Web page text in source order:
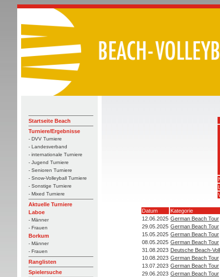
Startseite Beach
Turniere/Ergebnisse
- DVV Turniere
- Landesverband
- internationale Turniere
- Jugend Turniere
- Senioren Turniere
- Snow-Volleyball Turniere
- Sonstige Turniere
- Mixed Turniere
Aktuelle Turniere
Laboe
- Männer
- Frauen
Borkum
- Männer
- Frauen
Ranglisten
Spielersuche
Datum
Kategorie
12.06.2025 German Beach Tour
29.05.2025 German Beach Tour
15.05.2025 German Beach Tour
08.05.2025 German Beach Tour
31.08.2023 Deutsche Beach-
10.08.2023 German Beach Tour
13.07.2023 German Beach Tour
29.06.2023 German Beach Tour